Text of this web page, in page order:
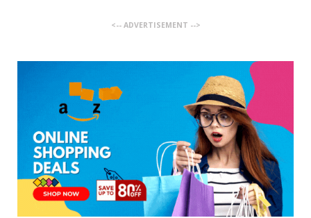
<-- ADVERTISEMENT -->